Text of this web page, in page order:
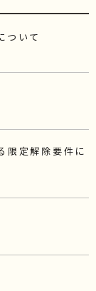
ついて
限定解除要件に